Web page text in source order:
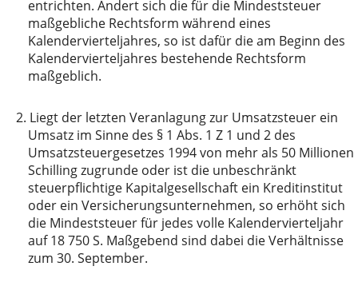
entrichten. Ändert sich die für die Mindeststeuer
maßgebliche Rechtsform während eines
Kalendervierteljahres, so ist dafür die am Beginn des
Kalendervierteljahres bestehende Rechtsform
maßgeblich.
2. Liegt der letzten Veranlagung zur Umsatzsteuer ein
Umsatz im Sinne des § 1 Abs. 1 Z 1 und 2 des
Umsatzsteuergesetzes 1994 von mehr als 50 Millionen
Schilling zugrunde oder ist die unbeschränkt
steuerpflichtige Kapitalgesellschaft ein Kreditinstitut
oder ein Versicherungsunternehmen, so erhöht sich
die Mindeststeuer für jedes volle Kalendervierteljahr
auf 18 750 S. Maßgebend sind dabei die Verhältnisse
zum 30. September.